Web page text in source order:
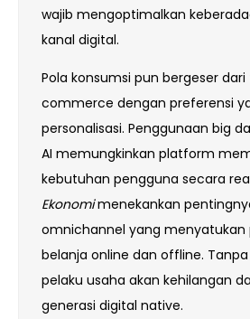
wajib mengoptimalkan
kanal digital.
Pola konsumsi pun bergeser
commerce dengan preferensi
personalisasi. Penggunaan big
AI memungkinkan platform
kebutuhan pengguna secara
Ekonomimenekankan
omnichannel yang menyatukan
belanja online dan offline.
pelaku usaha akan kehilangan
generasi digital native.